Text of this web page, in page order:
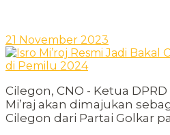
21 November 2023
Cilegon, CNO - Ketua
Mi’raj akan dimajukan
Cilegon dari Partai Golkar